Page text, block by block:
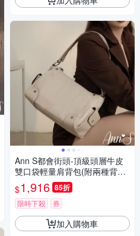
Ann S都會街頭-頂級頭層牛皮
雙口袋輕量肩背包(附兩種背帶)
-白
$1,916 85折
限時下殺 券
加入購物車